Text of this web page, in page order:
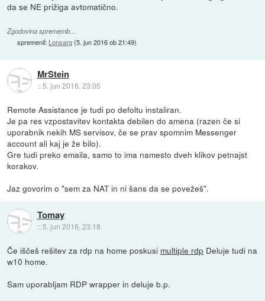
da se NE prižiga avtomatično.
Zgodovina sprememb…
spremenil: Lonsarg(5. jun 2016 ob 21:49)
MrStein
::5. jun 2016, 23:05
Remote Assistance je tudi po defoltu instaliran.
Je pa res vzpostavitev kontakta debilen do amena (razen če si
uporabnik nekih MS servisov, če se prav spomnim Messenger
account ali kaj je že bilo).
Gre tudi preko emaila, samo to ima namesto dveh klikov petnajst
korakov.
Jaz govorim o "sem za NAT in ni šans da se povežeš".
Tomay
:: 5. jun 2016, 23:18
Če iščeš rešitev za rdp na home poskusi multiple rdp Deluje tudi na
w10 home.
Sam uporabljam RDP wrapper in deluje b.p.